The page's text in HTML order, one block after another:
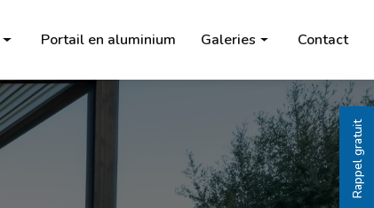
Rappel gratuit
Portail en aluminium Galeries
Carport
Store banne
Salon de jardin
Contact